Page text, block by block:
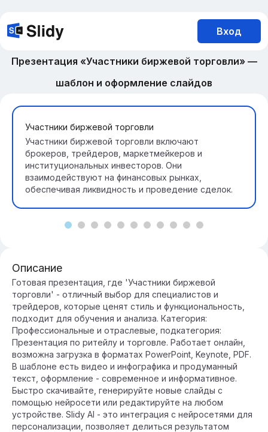
Вход
Презентация «Участники биржевой торговли» —
шаблон и оформление слайдов
Участники биржевой торговли
Участники биржевой торговли включают
брокеров, трейдеров, маркетмейкеров и
институциональных инвесторов. Они
взаимодействуют на финансовых рынках,
обеспечивая ликвидность и проведение сделок.
Описание
Готовая презентация, где 'Участники биржевой
торговли' - отличный выбор для специалистов и
трейдеров, которые ценят стиль и функциональность,
подходит для обучения и анализа. Категория:
Профессиональные и отраслевые, подкатегория:
Презентация по ритейлу и торговле. Работает онлайн,
возможна загрузка в форматах PowerPoint, Keynote, PDF.
В шаблоне есть видео и инфографика и продуманный
текст, оформление - современное и информативное.
Быстро скачивайте, генерируйте новые слайды с
помощью нейросети или редактируйте на любом
устройстве. Slidy AI - это интеграция с нейросетями для
персонализации, позволяет делиться результатом